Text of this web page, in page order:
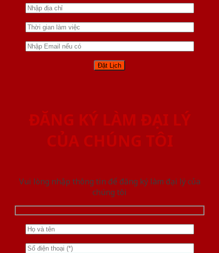
ĐĂNG KÝ LÀM ĐẠI LÝ
CỦA CHÚNG TÔI
Vui lòng nhập thông tin để đăng ký làm đại lý của
chúng tôi